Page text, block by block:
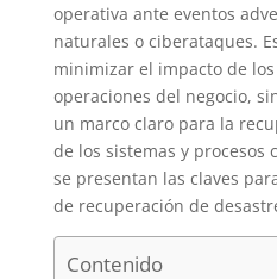
operativa ante eventos
naturales o ciberataques.
minimizar el impacto de
operaciones del negocio,
un marco claro para la
de los sistemas y procesos
se presentan las claves
de recuperación de
Contenido